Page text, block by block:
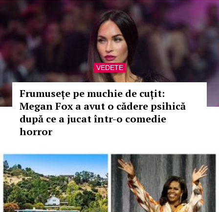
VEDETE
Frumusețe pe muchie de cuțit:
Megan Fox a avut o cădere psihică
după ce a jucat într-o comedie
horror